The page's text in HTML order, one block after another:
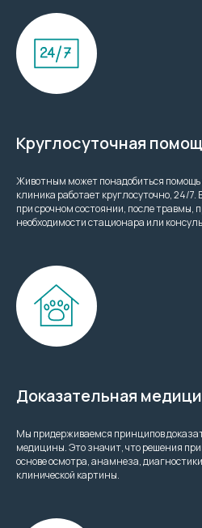
Круглосуточная
Животным может понадобиться помощь
клиника работает круглосуточно, 24/
при срочном состоянии, после травмы,
необходимости стационара или
Доказательная
Мы придерживаемся принципов
медицины. Это значит, что решения
основе осмотра, анамнеза,
клинической картины.